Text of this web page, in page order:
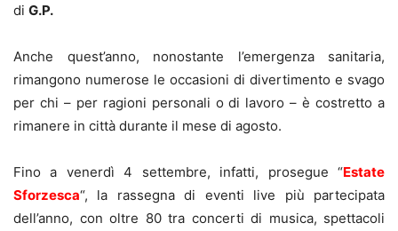
di G.P.
Anche quest’anno, nonostante l’emergenza sanitaria,
rimangono numerose le occasioni di divertimento e svago
per chi – per ragioni personali o di lavoro – è costretto a
rimanere in città durante il mese di agosto.
Fino a venerdì 4 settembre, infatti, prosegue “Estate
Sforzesca“, la rassegna di eventi live più partecipata
dell’anno, con oltre 80 tra concerti di musica, spettacoli